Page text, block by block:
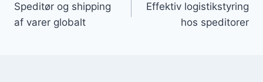
Speditør og shipping
af varer globalt
Effektiv logistikstyring
hos speditorer